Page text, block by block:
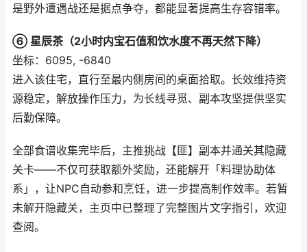
是野外遭遇战还是据点争夺，都能显著提高生存容错率。
⑥ 星辰茶（2小时内宝石值和饮水度不再天然下降）
坐标：6095, -6840
进入该住宅，直行至最内侧房间的桌面拾取。长效维持资
源稳定，解放操作压力，为长线寻觅、副本攻坚提供坚实
后勤保障。
全部食谱收集完毕后，主推挑战【匪】副本并通关其隐藏
关卡——不仅可获取额外奖励，还能解开「料理协助体
系」，让NPC自动参和烹饪，进一步提高制作效率。若暂
未解开隐藏关，主页中已整理了完整图片文字指引，欢迎
查阅。